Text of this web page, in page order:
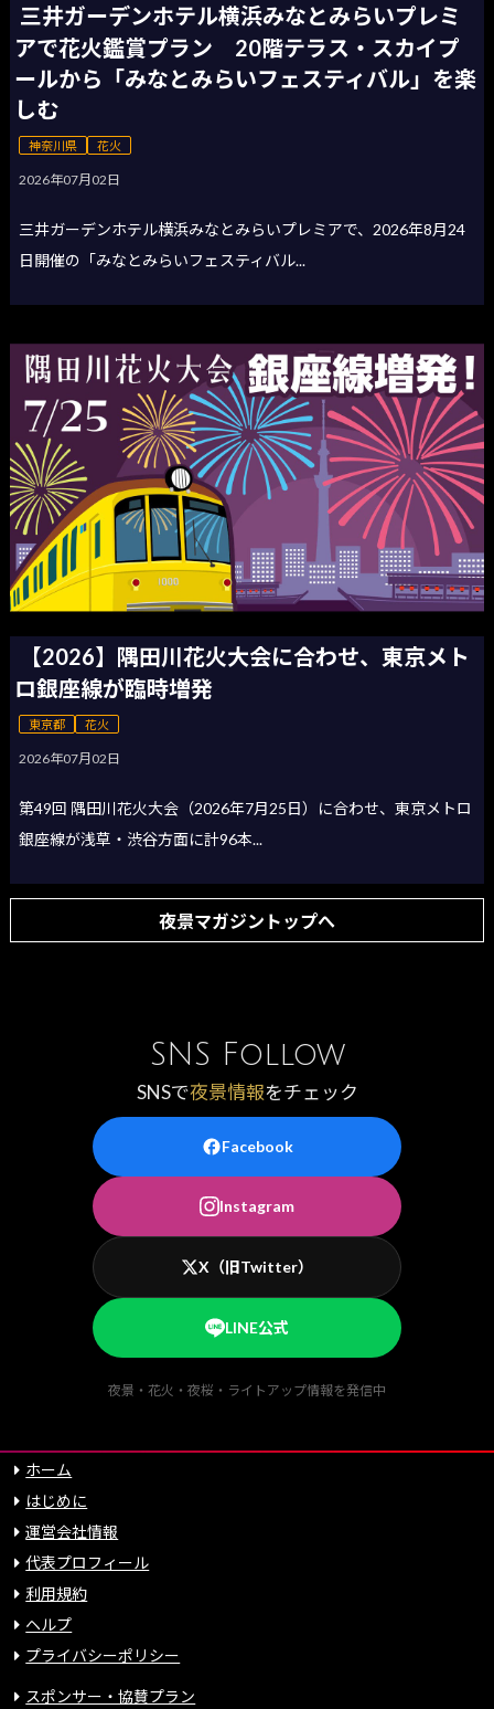
三井ガーデンホテル横浜みなとみらいプレミ
アで花火鑑賞プラン 20階テラス・スカイプ
ールから「みなとみらいフェスティバル」を楽
しむ
神奈川県 花火
2026年07月02日
三井ガーデンホテル横浜みなとみらいプレミアで、2026年8月24
日開催の「みなとみらいフェスティバル...
【2026】隅田川花火大会に合わせ、東京メト
ロ銀座線が臨時増発
東京都 花火
2026年07月02日
第49回 隅田川花火大会（2026年7月25日）に合わせ、東京メトロ
銀座線が浅草・渋谷方面に計96本...
夜景マガジントップへ
SNS Follow
SNSで夜景情報をチェック
Facebook
Instagram
X（旧Twitter）
LINE公式
夜景・花火・夜桜・ライトアップ情報を発信中
ホーム
はじめに
運営会社情報
代表プロフィール
利用規約
ヘルプ
プライバシーポリシー
スポンサー・協賛プラン